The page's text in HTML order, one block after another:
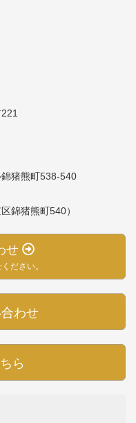
猪熊町538-540
錦猪熊町540）
せ
ださい。
わせ
ら